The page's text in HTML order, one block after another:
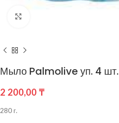
Мыло Palmolive уп. 4 шт.
2 200,00 ₸
280 г.